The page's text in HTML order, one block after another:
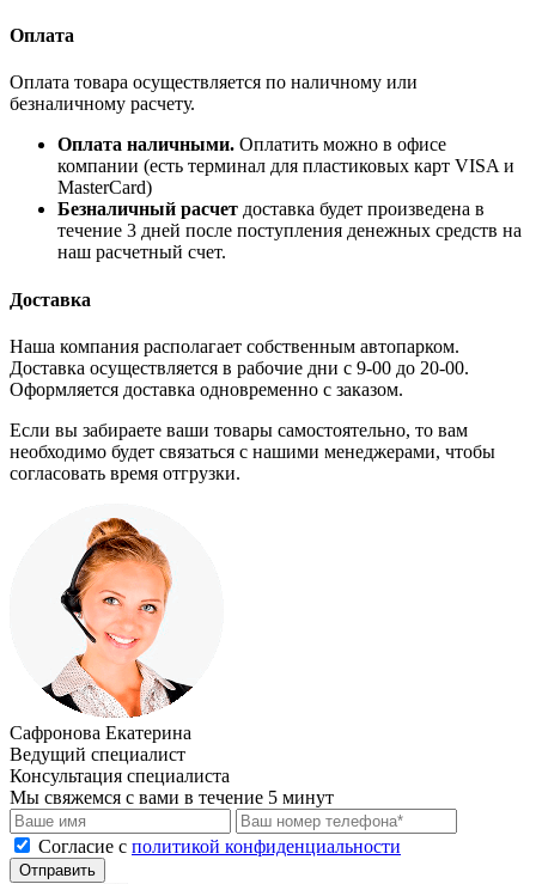
Оплата
Оплата товара осуществляется по наличному или
безналичному расчету.
Оплата наличными. Оплатить можно в офисе
компании (есть терминал для пластиковых карт VISA и
MasterCard)
Безналичный расчет доставка будет произведена в
течение 3 дней после поступления денежных средств на
наш расчетный счет.
Доставка
Наша компания располагает собственным автопарком.
Доставка осуществляется в рабочие дни с 9-00 до 20-00.
Оформляется доставка одновременно с заказом.
Если вы забираете ваши товары самостоятельно, то вам
необходимо будет связаться с нашими менеджерами, чтобы
согласовать время отгрузки.
Сафронова Екатерина
Ведущий специалист
Консультация специалиста
Мы свяжемся с вами в течение 5 минут
Cогласие с политикой конфиденциальности
Отправить